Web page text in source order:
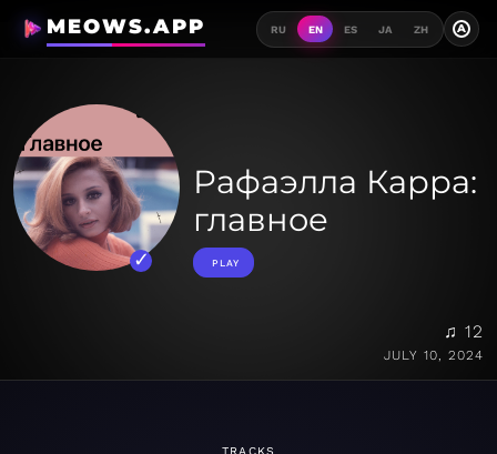
MEOWS.APP RU EN ES JA ZH A
Рафаэлла Карра:
главное
PLAY
♫ 12
JULY 10, 2024